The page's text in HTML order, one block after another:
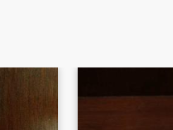
& food grade sehingga aman
Onyx telah lulus uji
sertifikasi SNI, menjadikan
anti pecah, serta tahan